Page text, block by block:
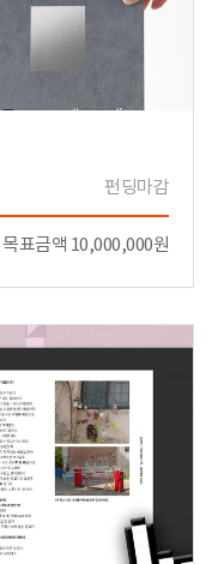
펀딩마감
목표금액 10,000,000원